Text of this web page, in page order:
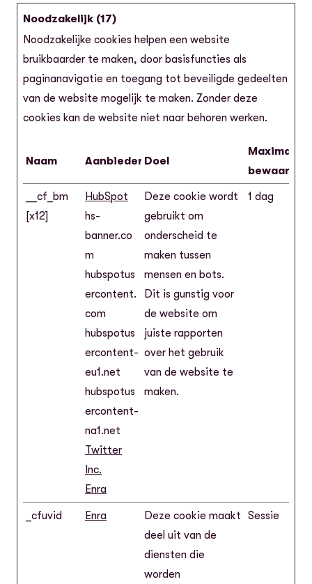
Noodzakelijk (17)
Noodzakelijke cookies helpen een website
bruikbaarder te maken, door basisfuncties als
paginanavigatie en toegang tot beveiligde gedeelten
van de website mogelijk te maken. Zonder deze
cookies kan de website niet naar behoren werken.
Naam Aanbieder Doel
Maximale
__cf_bm
[x12]
HubSpot
hs-
banner.co
m
hubspotus
ercontent.
com
hubspotus
ercontent-
eu1.net
hubspotus
ercontent-
na1.net
Twitter
Inc.
Enra
Deze cookie wordt
gebruikt om
onderscheid te
maken tussen
mensen en bots.
Dit is gunstig voor
de website om
juiste rapporten
over het gebruik
van de website te
maken.
1 dag
_cfuvid Enra
Deze cookie maakt
deel uit van de
diensten die
worden
Sessie